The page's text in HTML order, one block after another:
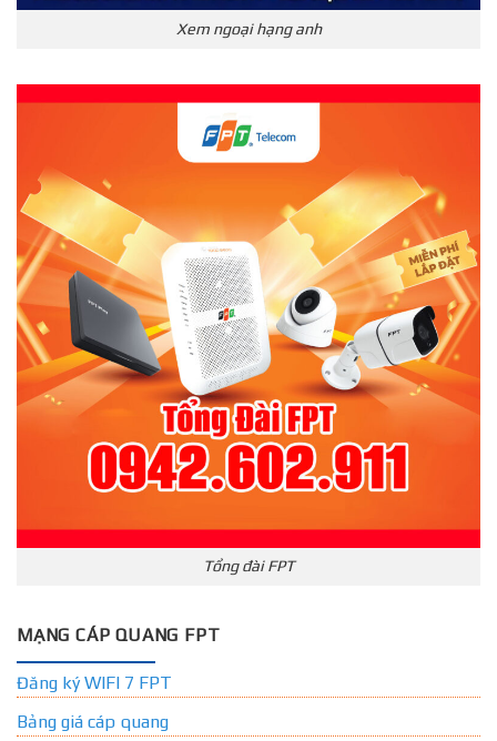
Xem ngoại hạng anh
Tổng đài FPT
MẠNG CÁP QUANG FPT
Đăng ký WIFI 7 FPT
Bảng giá cáp quang